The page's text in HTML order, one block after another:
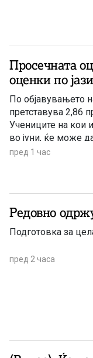
Просечната
оценки по
По објавувањето
претставува 2,86
Учениците на кои
во јуни, ќе може
пред 1 час
Редовно
Подготовка за
пред 2 часа